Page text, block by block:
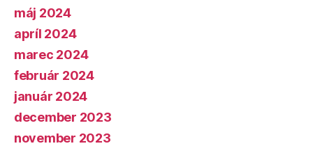
máj 2024
apríl 2024
marec 2024
február 2024
január 2024
december 2023
november 2023